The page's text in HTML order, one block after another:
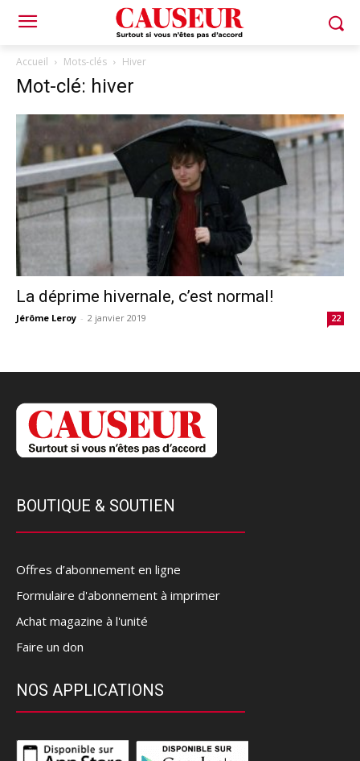
Accueil Mots-clés Hiver
Mot-clé: hiver
La déprime hivernale, c’est normal!
Jérôme Leroy - 2 janvier 2019 22
BOUTIQUE & SOUTIEN
Offres d’abonnement en ligne
Formulaire d'abonnement à imprimer
Achat magazine à l'unité
Faire un don
NOS APPLICATIONS